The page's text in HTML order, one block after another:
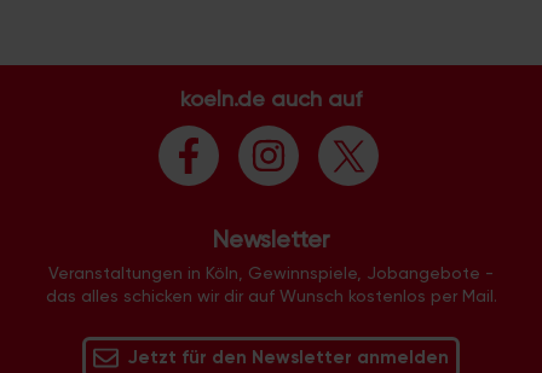
koeln.de auch auf
Newsletter
Veranstaltungen in Köln, Gewinnspiele, Jobangebote -
das alles schicken wir dir auf Wunsch kostenlos per Mail.
Jetzt für den Newsletter anmelden